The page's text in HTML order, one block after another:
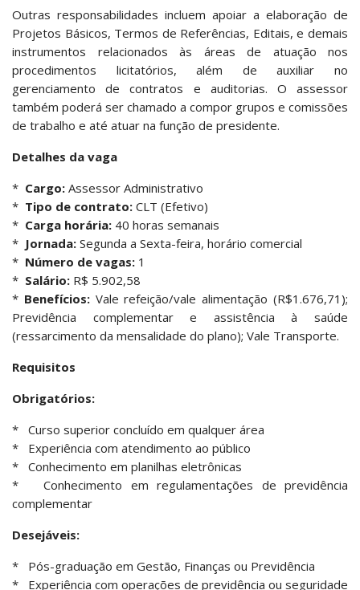
Outras responsabilidades incluem apoiar a elaboração de
Projetos Básicos, Termos de Referências, Editais, e demais
instrumentos relacionados às áreas de atuação nos
procedimentos licitatórios, além de auxiliar no
gerenciamento de contratos e auditorias. O assessor
também poderá ser chamado a compor grupos e comissões
de trabalho e até atuar na função de presidente.
Detalhes da vaga
* Cargo: Assessor Administrativo
* Tipo de contrato: CLT (Efetivo)
* Carga horária: 40 horas semanais
* Jornada: Segunda a Sexta-feira, horário comercial
* Número de vagas: 1
* Salário: R$ 5.902,58
* Benefícios: Vale refeição/vale alimentação (R$1.676,71);
Previdência complementar e assistência à saúde
(ressarcimento da mensalidade do plano); Vale Transporte.
Requisitos
Obrigatórios:
* Curso superior concluído em qualquer área
* Experiência com atendimento ao público
* Conhecimento em planilhas eletrônicas
* Conhecimento em regulamentações de previdência
complementar
Desejáveis:
* Pós-graduação em Gestão, Finanças ou Previdência
* Experiência com operações de previdência ou seguridade